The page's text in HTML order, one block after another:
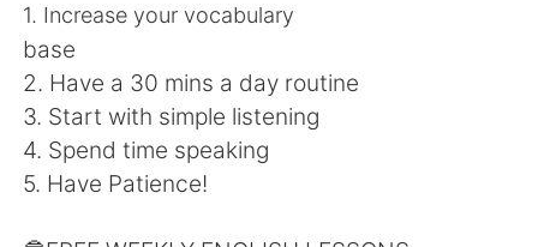
English 简体中文
繁體中文 Español
1. Increase your vocabulary
base
2. Have a 30 mins a day routine
3. Start with simple listening
4. Spend time speaking
5. Have Patience!